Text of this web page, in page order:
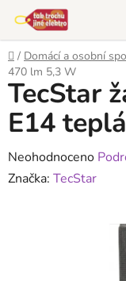
obsah
Domů
/ Domácí a osobní
470 lm 5,3 W
TecStar
E14
Průměrné
hodnocení
Neohodnoceno
Značka: TecStar